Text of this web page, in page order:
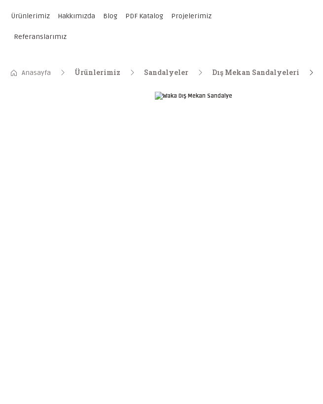
Ürünlerimiz Hakkımızda Blog PDF Katalog Projelerimiz
Referanslarımız
Anasayfa Ürünlerimiz Sandalyeler Dış Mekan Sandalyeleri